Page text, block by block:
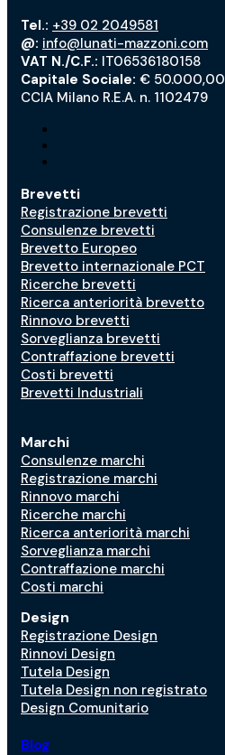
Tel.: +39 02 2049581
@: info@lunati-mazzoni.com
VAT N./C.F.: IT06536180158
Capitale Sociale: € 50.000,00
CCIA Milano R.E.A. n. 1102479
Brevetti
Registrazione brevetti
Consulenze brevetti
Brevetto Europeo
Brevetto internazionale PCT
Ricerche brevetti
Ricerca anteriorità brevetto
Rinnovo brevetti
Sorveglianza brevetti
Contraffazione brevetti
Costi brevetti
Brevetti Industriali
Marchi
Consulenze marchi
Registrazione marchi
Rinnovo marchi
Ricerche marchi
Ricerca anteriorità marchi
Sorveglianza marchi
Contraffazione marchi
Costi marchi
Design
Registrazione Design
Rinnovi Design
Tutela Design
Tutela Design non registrato
Design Comunitario
Blog